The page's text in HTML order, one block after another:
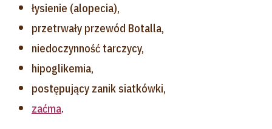
łysienie (alopecia),
przetrwały przewód Botalla,
niedoczynność tarczycy,
hipoglikemia,
postępujący zanik siatkówki,
zaćma.